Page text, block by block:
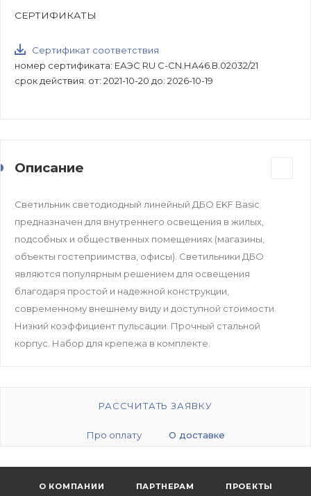
СЕРТИФИКАТЫ
Сертификат соответствия
номер сертификата: ЕАЭС RU C-CN.НА46.В.02032/21
срок действия: от: 2021-10-20 до: 2026-10-19
Описание
Светильник светодиодный линейный ДБО EKF Basic
предназначен для внутреннего освещения в жилых,
подсобных и общественных помещениях (магазины,
объекты гостеприимства, офисы). Светильники ДБО
являются популярным решением для освещения
благодаря простой и надежной конструкции,
современному внешнему виду и доступной стоимости.
Низкий коэффициент пульсации. Прочный стальной
корпус. Набор для крепежа в комплекте.
РАССЧИТАТЬ ЗАЯВКУ
Про оплату О доставке
О КОМПАНИИ ПАРТНЕРАМ ПРОЕКТЫ